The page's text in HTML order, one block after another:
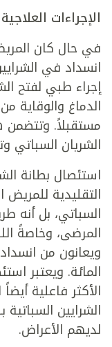
الإجراءات العلاجية
في حال كان
انسداد في
إجراء طبي لفتح
الدماغ والوقاية
مستقبلاً. وتتضمن
الشريان السباتي
استئصال بطانة
التقليدية
السباتي، بل أنه
المرضى، وخاصةً
المائة. ويعتبر
الأكثر فاعلية
لديهم الأعراض.